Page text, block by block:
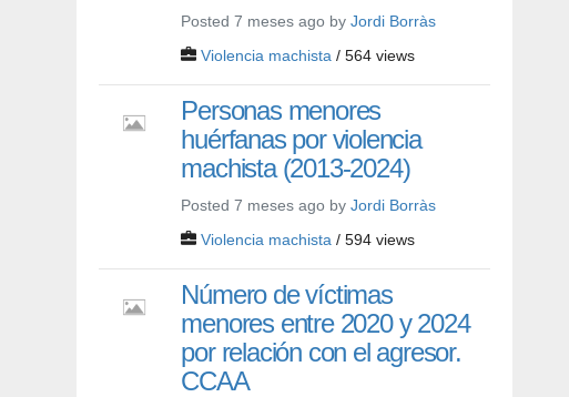
Posted 7 meses ago byJordi Borràs
Violencia machista / 564 views
Personas menores
huérfanas por violencia
machista (2013-2024)
Posted 7 meses ago byJordi Borràs
Violencia machista / 594 views
Número de víctimas
menores entre 2020 y 2024
por relación con el agresor.
CCAA